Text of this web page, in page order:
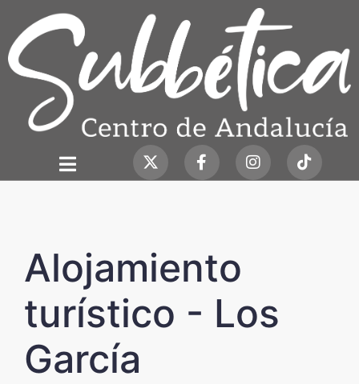
Alojamiento
turístico - Los
García